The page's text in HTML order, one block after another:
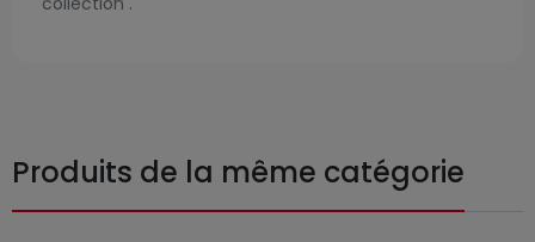
Produits de la même catégorie